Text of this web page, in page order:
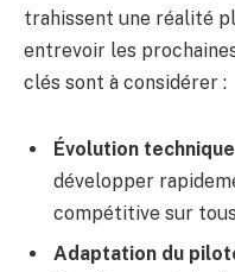
trahissent une réalité
entrevoir les
clés sont à considérer :
Évolution
développer
compétitive sur
Adaptation du